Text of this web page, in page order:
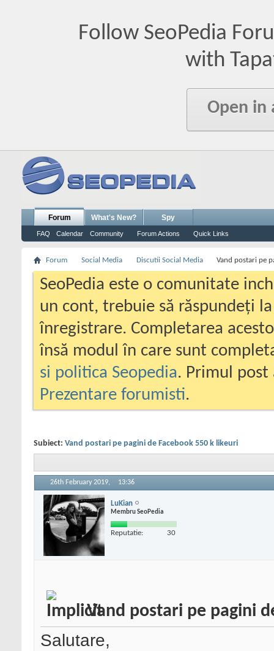
Follow SeoPedia
with
Open in
Forum
FAQ Calendar Community Forum Actions Quick Links
What's New? Spy
Forum Social Media Discutii Social Media Vand postari pe
SeoPedia este o comunitate
un cont, trebuie să răspundeți
înregistrare. Completarea
însă modul în care sunt
si politica Seopedia. Primul
Prezentare forumisti.
Subiect: Vand postari pe pagini de Facebook 550 k likeuri
26th February 2019, 13:36
LuKian
Membru SeoPedia
Reputatie: 30
Vand postari pe pagini
Salutare,